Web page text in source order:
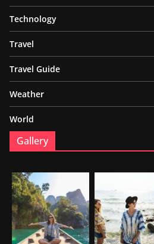
Technology
Travel
Travel Guide
Weather
World
Gallery